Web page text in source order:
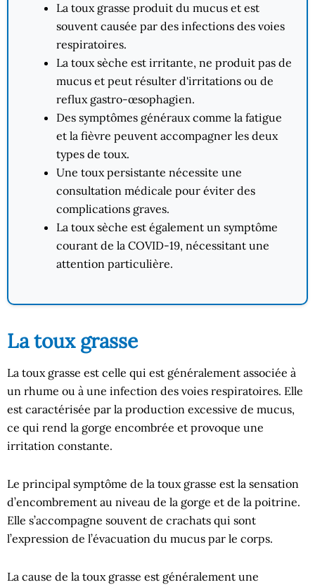
La toux grasse produit du mucus et est
souvent causée par des infections des voies
respiratoires.
La toux sèche est irritante, ne produit pas de
mucus et peut résulter d'irritations ou de
reflux gastro-œsophagien.
Des symptômes généraux comme la fatigue
et la fièvre peuvent accompagner les deux
types de toux.
Une toux persistante nécessite une
consultation médicale pour éviter des
complications graves.
La toux sèche est également un symptôme
courant de la COVID-19, nécessitant une
attention particulière.
La toux grasse
La toux grasse est celle qui est généralement associée à
un rhume ou à une infection des voies respiratoires. Elle
est caractérisée par la production excessive de mucus,
ce qui rend la gorge encombrée et provoque une
irritation constante.
Le principal symptôme de la toux grasse est la sensation
d’encombrement au niveau de la gorge et de la poitrine.
Elle s’accompagne souvent de crachats qui sont
l’expression de l’évacuation du mucus par le corps.
La cause de la toux grasse est généralement une